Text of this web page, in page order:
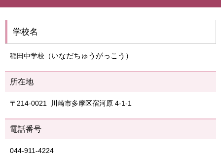
学校名
稲田中学校（いなだちゅうがっこう）
所在地
〒214-0021 川崎市多摩区宿河原 4-1-1
電話番号
044-911-4224